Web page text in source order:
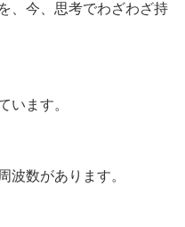
、今、思考でわざわざ持
います。
波数があります。